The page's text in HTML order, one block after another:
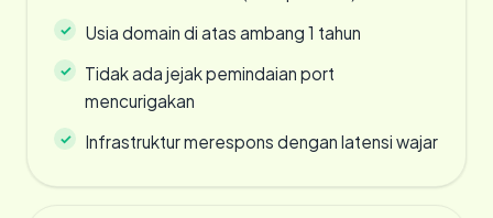
Usia domain di atas ambang 1 tahun
Tidak ada jejak pemindaian port
mencurigakan
Infrastruktur merespons dengan latensi wajar